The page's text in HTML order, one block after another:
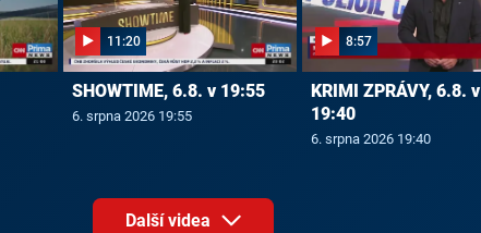
11:20
SHOWTIME, 6.8. v 19:55
6. srpna 2026 19:55
8:57
KRIMI ZPRÁVY, 6.8. v
19:40
6. srpna 2026 19:40
Další videa